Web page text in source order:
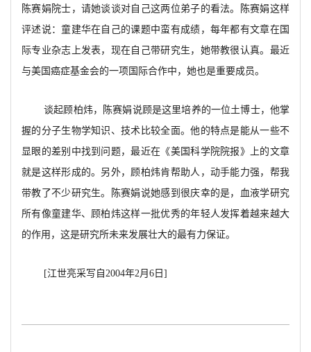
陈赛娟院士，请她谈谈对自己这两位弟子的看法。陈赛娟这样
评述说：童建华在自己的课题中蛮有成绩，每年都有文章在国
际专业杂志上发表，现在自己带研究生，她带教很认真。最近
与美国癌症基金会的一项国际合作中，她也是重要成员。
谈起顾柏炜，陈赛娟说顾是这里培养的一位土博士，他掌
握的分子生物学知识、技术比较全面。他的特点是能从一些不
显眼的差别中找到问题，最近在《美国科学院院报》上的文章
就是这样形成的。另外，顾柏炜肯帮助人，动手能力强，帮我
带教了不少研究生。陈赛娟说她感到很庆幸的是，血液学研究
所有像童建华、顾柏炜这样一批优秀的年轻人发挥着越来越大
的作用，这是研究所未来发展壮大的最有力保证。
[江世亮采写自2004年2月6日]